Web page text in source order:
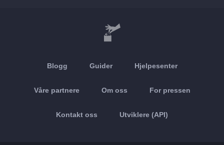
Blogg Guider Hjelpesenter
Våre partnere Om oss For pressen
Kontakt oss Utviklere (API)